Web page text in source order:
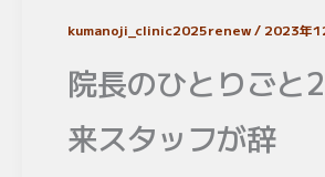
kumanoji_clinic2025renew/ 2023年
院長のひとりごと
来スタッフが辞